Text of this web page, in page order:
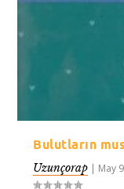
Bulutların
Uzunçorap | May